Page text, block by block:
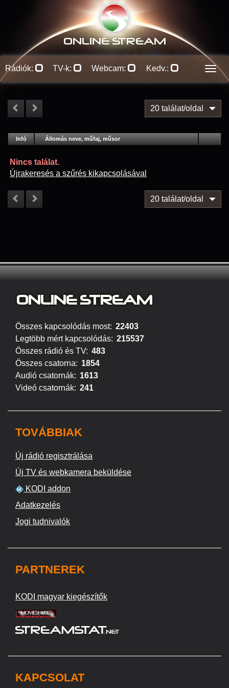
ONLINE STREAM
Rádiók: TV-k: Webcam: Kedv.:
20 találat/oldal
Infó Lejátszás
Állomás neve, műfaj, műsor
Nincs találat.
Újrakeresés a szűrés kikapcsolásával
20 találat/oldal
ONLINE STREAM
Összes kapcsolódás most: 22403
Legtöbb mért kapcsolódás: 215537
Összes rádió és TV: 483
Összes csatorna: 1854
Audió csatornák: 1613
Videó csatornák: 241
TOVÁBBIAK
Új rádió regisztrálása
Új TV és webkamera beküldése
KODI addon
Adatkezelés
Jogi tudnivalók
PARTNEREK
KODI magyar kiegészítők
KAPCSOLAT